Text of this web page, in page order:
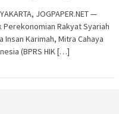
JOGPAPER.NET —
Perekonomian Rakyat Syariah
Insan Karimah, Mitra Cahaya
(BPRS HIK […]